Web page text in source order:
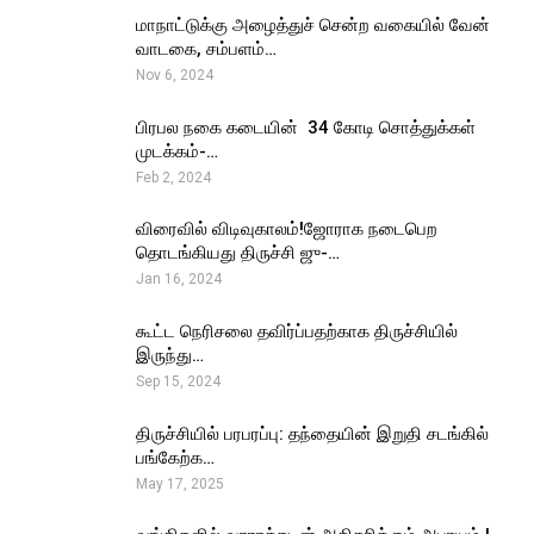
மாநாட்டுக்கு அழைத்துச் சென்ற வகையில் வேன்
வாடகை, சம்பளம்…
Nov 6, 2024
பிரபல நகை கடையின் ₹ 34 கோடி சொத்துக்கள்
முடக்கம்-…
Feb 2, 2024
விரைவில் விடிவுகாலம்!ஜோராக நடைபெற
தொடங்கியது திருச்சி ஜு-…
Jan 16, 2024
கூட்ட நெரிசலை தவிர்ப்பதற்காக திருச்சியில்
இருந்து…
Sep 15, 2024
திருச்சியில் பரபரப்பு: தந்தையின் இறுதி சடங்கில்
பங்கேற்க…
May 17, 2025